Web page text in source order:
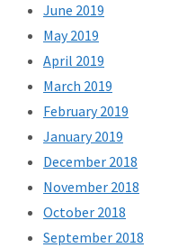
June 2019
May 2019
April 2019
March 2019
February 2019
January 2019
December 2018
November 2018
October 2018
September 2018